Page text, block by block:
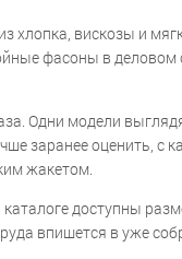
вискозы и
фасоны в деловом
Одни модели
заранее оценить,
жакетом.
доступны
впишется в уже